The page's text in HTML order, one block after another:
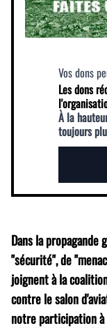
Vos dons
Les dons
À la
toujours
Dans la
"sécurité", de
joignent à la
contre le salon
notre participation